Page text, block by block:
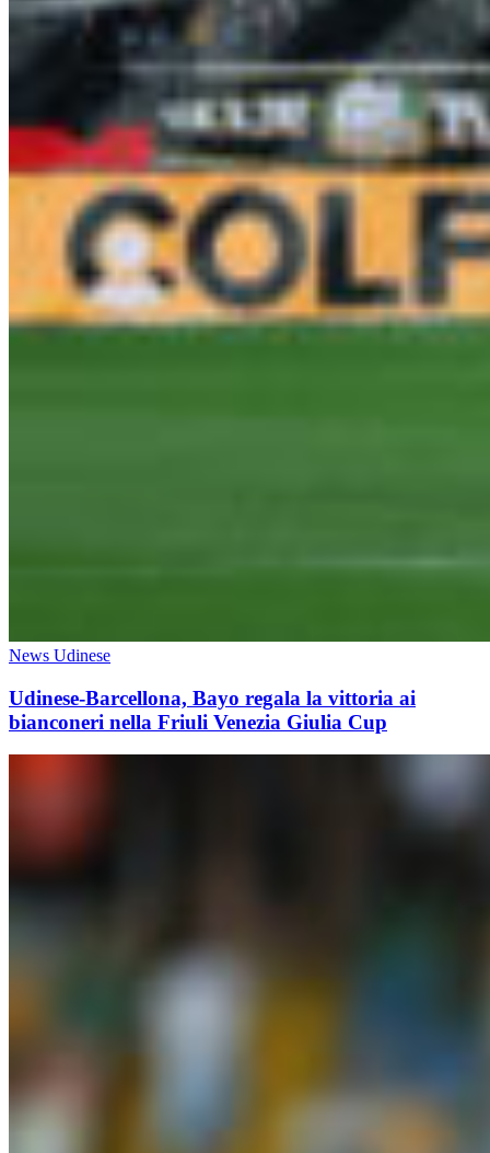
News Udinese
Udinese-Barcellona, Bayo regala la vittoria ai
bianconeri nella Friuli Venezia Giulia Cup